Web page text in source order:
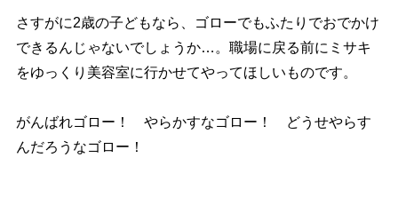
さすがに2歳の子どもなら、ゴローでもふたりでおでかけ
できるんじゃないでしょうか…。職場に戻る前にミサキ
をゆっくり美容室に行かせてやってほしいものです。
がんばれゴロー！ やらかすなゴロー！ どうせやらす
んだろうなゴロー！